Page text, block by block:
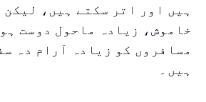
ہیں اور اتر سکتے ہیں، لیکن
خاموش، زیادہ ماحول دوست
مسافروں کو زیادہ آرام دہ
ہیں۔